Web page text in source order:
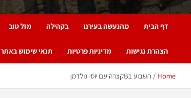
חריש 634
חדשות הקהילות בחריש
דף הבית מהנעשה בעירנו בקהילה מזל טוב
הצהרת נגישות מדיניות פרטיות תנאי שימוש באתר
Home השבוע בBקצרה עם יוסי גולדמן